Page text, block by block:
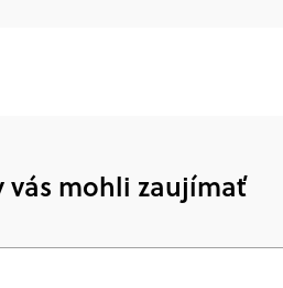
vás mohli zaujímať